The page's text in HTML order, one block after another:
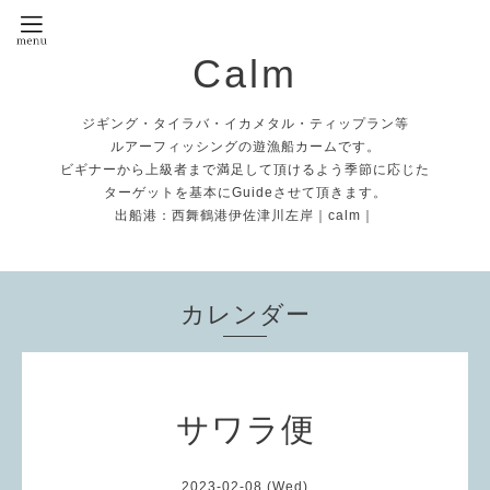
Calm
ジギング・タイラバ・イカメタル・ティップラン等
ルアーフィッシングの遊漁船カームです。
ビギナーから上級者まで満足して頂けるよう季節に応じた
ターゲットを基本にGuideさせて頂きます。
出船港：西舞鶴港伊佐津川左岸｜calm｜
カレンダー
サワラ便
2023-02-08 (Wed)